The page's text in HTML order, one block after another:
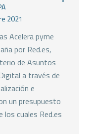
2021
Acelera pyme
por Red.es,
de Asuntos
a través de
e
un presupuesto
los cuales Red.es